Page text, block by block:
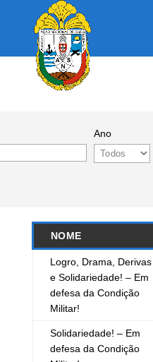
Ano
NOME
Logro, Drama, Derivas
e Solidariedade! – Em
defesa da Condição
Militar!
Solidariedade! – Em
defesa da Condição